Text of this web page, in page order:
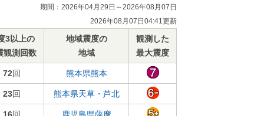
期間：2026年04月29日～2026年08月07日
2026年08月07日04:41更新
3以上の
観測回数
地域震度の
地域
観測した
最大震度
72回 熊本県熊本
23回 熊本県天草・芦北
16回 鹿児島県薩摩